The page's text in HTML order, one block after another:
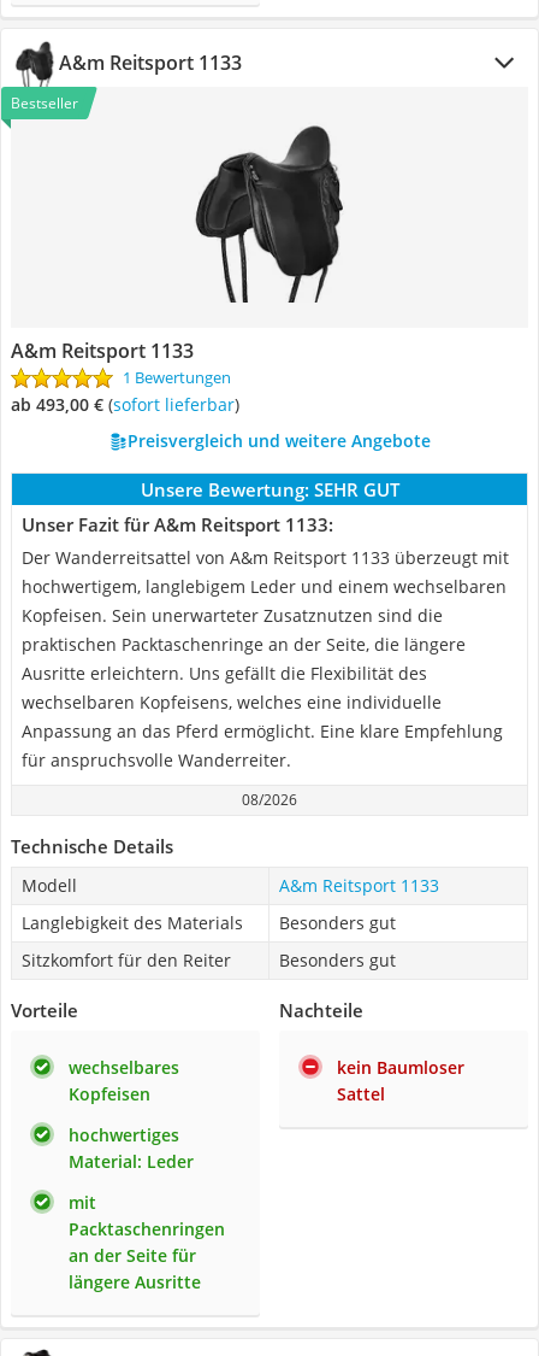
A&m Reitsport 1133
Bestseller
A&m Reitsport 1133
1 Bewertungen
ab 493,00 € ( Sofort lieferbar)
Preisvergleich und weitere Angebote
Unsere Bewertung: SEHR GUT
Unser Fazit für A&m Reitsport 1133:
Der Wanderreitsattel von A&m Reitsport 1133 überzeugt mit
hochwertigem, langlebigem Leder und einem wechselbaren
Kopfeisen. Sein unerwarteter Zusatznutzen sind die
praktischen Packtaschenringe an der Seite, die längere
Ausritte erleichtern. Uns gefällt die Flexibilität des
wechselbaren Kopfeisens, welches eine individuelle
Anpassung an das Pferd ermöglicht. Eine klare Empfehlung
für anspruchsvolle Wanderreiter.
08/2026
Technische Details
Modell
A&m Reitsport 1133
Langlebigkeit des Materials
Besonders gut
Sitzkomfort für den Reiter
Besonders gut
Vorteile
wechselbares
Kopfeisen
hochwertiges
Material: Leder
mit
Packtaschenringen
an der Seite für
längere Ausritte
Nachteile
kein Baumloser
Sattel